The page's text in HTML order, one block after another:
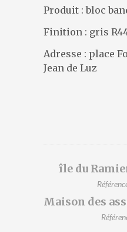
ACTUALITÉS
Produit : bloc
Finition : gris
Adresse : place
Jean de Luz
île du
Maison des